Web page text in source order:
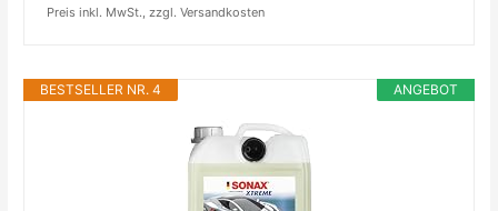
Preis inkl. MwSt., zzgl. Versandkosten
ANGEBOT
BESTSELLER NR. 4